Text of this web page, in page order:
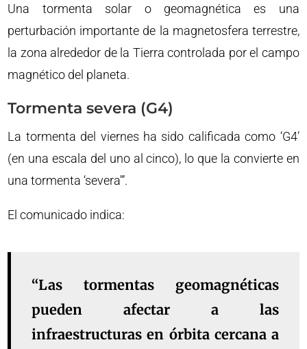
Una tormenta solar o geomagnética es una
perturbación importante de la magnetosfera terrestre,
la zona alrededor de la Tierra controlada por el campo
magnético del planeta.
Tormenta severa (G4)
La tormenta del viernes ha sido calificada como ‘G4’
(en una escala del uno al cinco), lo que la convierte en
una tormenta ‘severa'”.
El comunicado indica:
“Las tormentas geomagnéticas
pueden afectar a las
infraestructuras en órbita cercana a